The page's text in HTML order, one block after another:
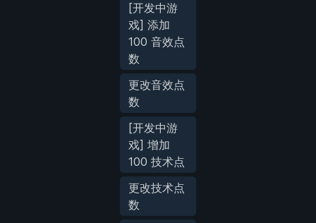
[开发中游
戏] 添加
100 音效点
数
更改音效点
数
[开发中游
戏] 增加
100 技术点
更改技术点
数